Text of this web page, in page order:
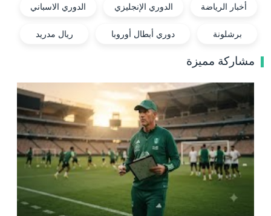
أخبار الرياضة الدوري الإنجليزي الدوري الاسباني
برشلونة دوري أبطال أوروبا ريال مدريد
مشاركة مميزة